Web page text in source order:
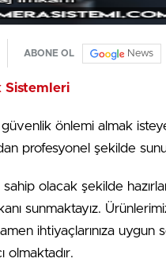
ABONE OL News
Sistemleri
güvenlik önlemi almak
profesyonel şekilde
olacak şekilde
sunmaktayız.
ihtiyaçlarınıza
olmaktadır.